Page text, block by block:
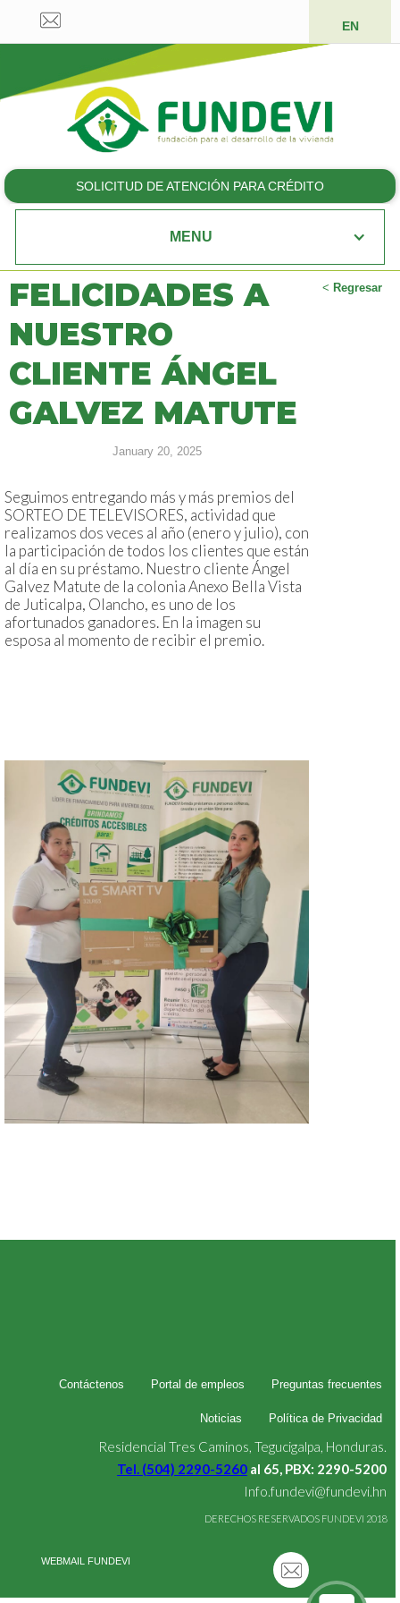
EN
SOLICITUD DE ATENCIÓN PARA CRÉDITO
MENU
< Regresar
FELICIDADES A
NUESTRO
CLIENTE ÁNGEL
GALVEZ MATUTE
January 20, 2025
Seguimos entregando más y más premios del
SORTEO DE TELEVISORES, actividad que
realizamos dos veces al año (enero y julio), con
la participación de todos los clientes que están
al día en su préstamo. Nuestro cliente Ángel
Galvez Matute de la colonia Anexo Bella Vista
de Juticalpa, Olancho, es uno de los
afortunados ganadores. En la imagen su
esposa al momento de recibir el premio.
Contáctenos Portal de empleos Preguntas frecuentes
Noticias Política de Privacidad
Residencial Tres Caminos, Tegucigalpa, Honduras.
Tel. (504) 2290-5260 al 65, PBX: 2290-5200
Info.fundevi@fundevi.hn
DERECHOS RESERVADOS FUNDEVI 2018
WEBMAIL FUNDEVI